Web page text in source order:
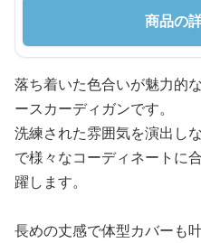
商品の
落ち着いた色合いが魅力的
ースカーディガンです。
洗練された雰囲気を演出し
で様々なコーディネートに
躍します。
長めの丈感で体型カバーも